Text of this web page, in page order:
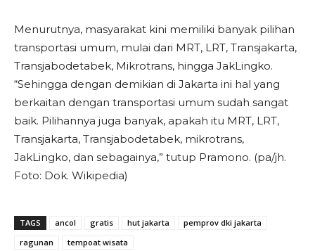
Menurutnya, masyarakat kini memiliki banyak pilihan
transportasi umum, mulai dari MRT, LRT, Transjakarta,
Transjabodetabek, Mikrotrans, hingga JakLingko.
“Sehingga dengan demikian di Jakarta ini hal yang
berkaitan dengan transportasi umum sudah sangat
baik. Pilihannya juga banyak, apakah itu MRT, LRT,
Transjakarta, Transjabodetabek, mikrotrans,
JakLingko, dan sebagainya,” tutup Pramono. (pa/jh.
Foto: Dok. Wikipedia)
TAGS ancol gratis hut jakarta
pemprov dki jakarta
ragunan
tempoat wisata